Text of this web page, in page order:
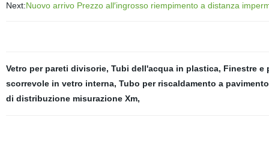
Next:Nuovo arrivo Prezzo all′ingrosso riempimento a distanza
Vetro per pareti divisorie, Tubi dell'acqua in plastica, Finestre e
scorrevole in vetro interna, Tubo per riscaldamento a pavimento
di distribuzione misurazione Xm,